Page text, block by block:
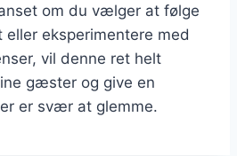
om du vælger at følge
eller eksperimentere med
vil denne ret helt
gæster og give en
er svær at glemme.